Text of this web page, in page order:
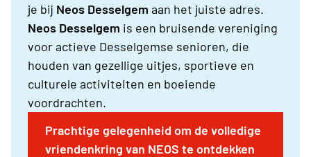
je bij Neos Desselgem aan het juiste adres.
Neos Desselgem is een bruisende vereniging
voor actieve Desselgemse senioren, die
houden van gezellige uitjes, sportieve en
culturele activiteiten en boeiende
voordrachten.
Prachtige gelegenheid om de volledige
vriendenkring van NEOS te ontdekken